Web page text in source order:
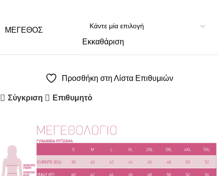
ΜΈΓΕΘΟΣ
Εκκαθάριση
Προσθήκη στη Λίστα Επιθυμιών
Σύγκριση Επιθυμητό